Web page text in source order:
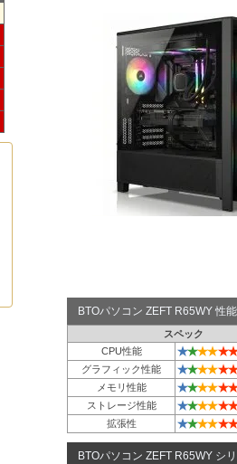
BTOパソコン ZEFT R65WY 性
スペック
CPU性能
★★★★★★
グラフィック性能 ★★★★★★
メモリ性能 ★★★★★★
ストレージ性能 ★★★★★★
拡張性 ★★★★★★
BTOパソコン ZEFT R65WY シ